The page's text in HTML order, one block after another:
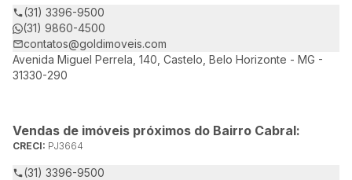
(31) 3396-9500
(31) 9860-4500
contatos@goldimoveis.com
Avenida Miguel Perrela, 140, Castelo, Belo Horizonte - MG -
31330-290
Vendas de imóveis próximos do Bairro Cabral:
CRECI: PJ3664
(31) 3396-9500